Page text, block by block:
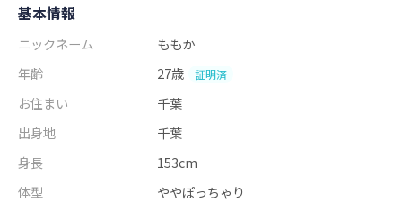
基本情報
ニックネーム
ももか
年齢
27歳 証明済
お住まい
千葉
出身地
千葉
身長
153cm
体型
ややぽっちゃり